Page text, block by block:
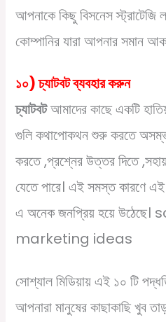
আপনাকে কিছু বিসনেস স্ট্রাটেজি
কোম্পানির যারা আপনার সমান
১০) চ্যাটবট ব্যবহার করুন
চ্যাটবটআমাদের কাছে একটি
গুলি কথাপোকথন শুরু করতে
করতে ,প্রশ্নের উত্তর দিতে
যেতে পারে। এই সমস্ত কারণে এই
এ অনেক জনপ্রিয় হয়ে
marketing ideas
সোশ্যাল মিডিয়ায় এই ১০ টি
আপনারা মানুষের কাছাকাছি খুব